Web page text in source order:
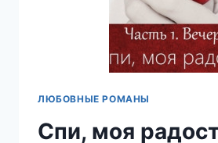
ЛЮБОВНЫЕ РОМАНЫ
Спи, моя